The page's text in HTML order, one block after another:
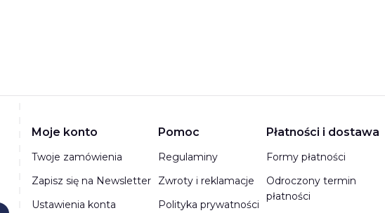
Linki w stopce
Moje konto
Twoje zamówienia
Zapisz się na Newsletter
Ustawienia konta
Pomoc
Regulaminy
Zwroty i reklamacje
Polityka prywatności
Płatności i dostawa
Formy płatności
Odroczony termin
płatności